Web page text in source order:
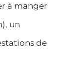
à manger
un
de